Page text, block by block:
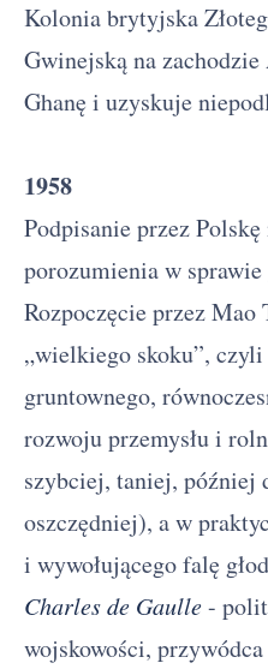
Kolonia brytyjska
Gwinejską na
Ghanę i uzyskuje
1958
Podpisanie przez Polskę
porozumienia w
Rozpoczęcie przez Mao
„wielkiego skoku”,
gruntownego,
rozwoju przemysłu i
szybciej, taniej, później
oszczędniej), a w
i wywołującego falę
Charles de Gaulle-
wojskowości,